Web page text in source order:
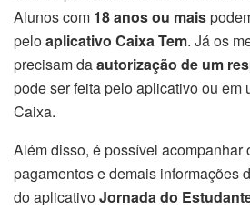
Alunos com 18 anos ou mais
peloaplicativo Caixa Tem. Já os
precisam daautorização de um
pode ser feita pelo aplicativo ou em
Caixa.
Além disso, é possível acompanhar
pagamentos e demais informações
do aplicativoJornada do